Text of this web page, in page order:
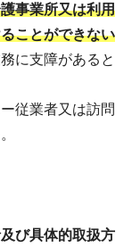
事業所又は利用
ことができない
に支障があると
従業者又は訪問
び具体的取扱方